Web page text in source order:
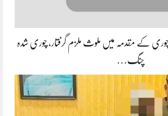
چوری کے مقدمہ میں ملوث ملزم گرفتار، چوری شدہ
چنگ…